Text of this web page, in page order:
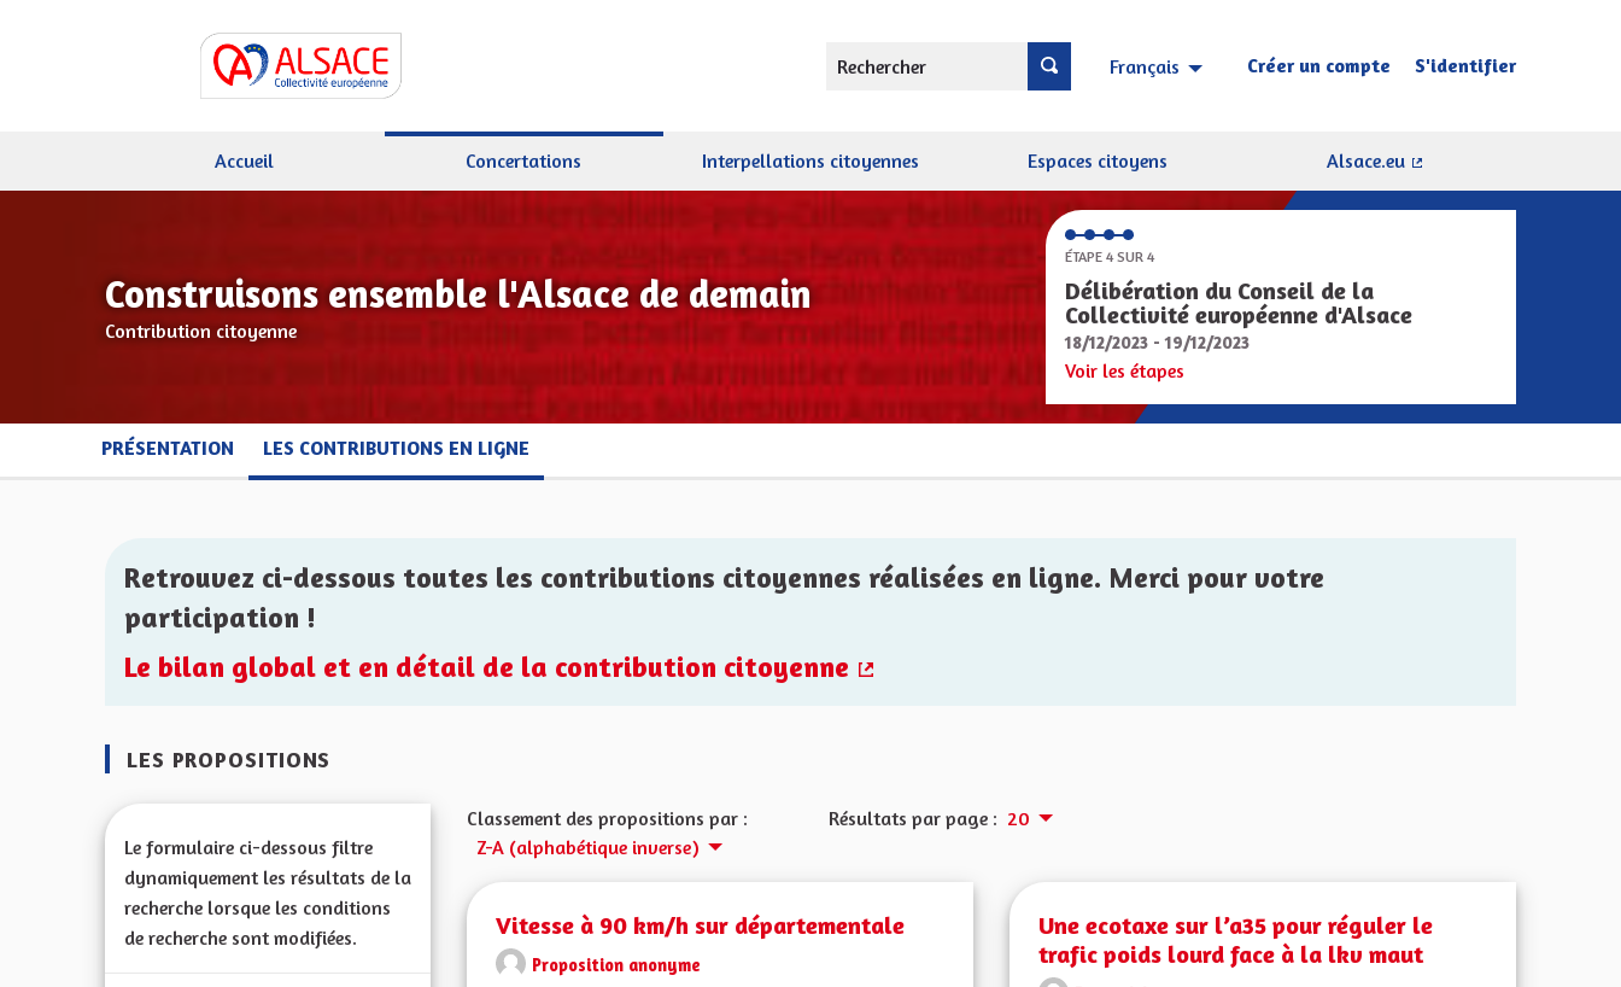
Rechercher Français Choisir la langue Sprache wählen
Créer un compte S'identifier
Accueil Concertations Interpellations citoyennes Espaces citoyens
Alsace.eu
Construisons ensemble l'Alsace de demain
Contribution citoyenne
ÉTAPE 4 SUR 4
Délibération du Conseil de la
Collectivité européenne d'Alsace
18/12/2023 - 19/12/2023
Voir les étapes
PRÉSENTATION LES CONTRIBUTIONS EN LIGNE
Retrouvez ci-dessous toutes les contributions citoyennes réalisées en ligne. Merci pour votre
participation !
Le bilan global et en détail de la contribution citoyenne
LES PROPOSITIONS
Le formulaire ci-dessous filtre
dynamiquement les résultats de la
recherche lorsque les conditions
de recherche sont modifiées.
Classement des propositions par :
Z-A (alphabétique inverse)
Résultats par page : 20
Vitesse à 90 km/h sur départementale
Proposition anonyme
Une ecotaxe sur l’a35 pour réguler le
trafic poids lourd face à la lkv maut